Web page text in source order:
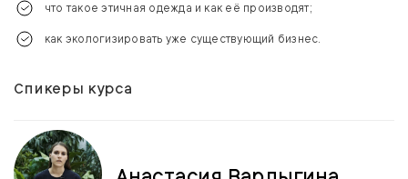
что такое этичная одежда и как её производят;
как экологизировать уже существующий бизнес.
Спикеры курса